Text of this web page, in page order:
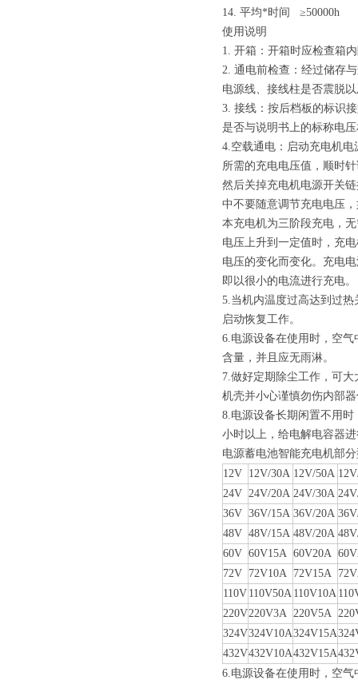
14. 平均*时间 ≥50000h
使用说明
1. 开箱：开箱时应检查箱
2. 通电前检查：经过储存
电源线、接线柱是否震脱
3. 接线：按后档板的标识
是否与说明书上的标称电
4.空载通电：启动充电机
所需的充电电压值，顺时
然后关掉充电机电源开关
中不要随意调节充电电压
本充电机为三阶段充电，
电压上升到一定值时，充
电压的变化而变化。充电
即以很小的电流进行充电。
5.当机内温度过高达到过
启动恢复工作。
6.电源设备在使用时，空
含量，并且应无雨淋。
7.做好定期除尘工作，可
机壳并小心谨慎勿伤内部
8.电源设备长期闲置不用
小时以上，给电解电容器
电源蓄电池智能充电机部
12V 12V/30A 12V/50A
24V 24V/20A 24V/30A
36V 36V/15A 36V/20A
48V 48V/15A 48V/20A
60V 60V15A 60V20A
72V 72V10A 72V15A
110V 110V50A 110V10A
220V220V3A 220V5A
324V324V10A324V15A
432V432V10A432V15A
6.电源设备在使用时，空